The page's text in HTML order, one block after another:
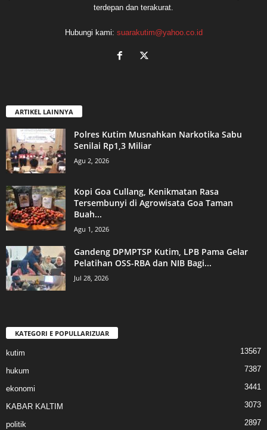
terdepan dan terakurat.
Hubungi kami: suarakutim@yahoo.co.id
ARTIKEL LAINNYA
Polres Kutim Musnahkan Narkotika Sabu
Senilai Rp1,3 Miliar
Agu 2, 2026
Kopi Goa Cullang, Kenikmatan Rasa
Tersembunyi di Agrowisata Goa Taman
Buah...
Agu 1, 2026
Gandeng DPMPTSP Kutim, LPB Pama Gelar
Pelatihan OSS-RBA dan NIB Bagi...
Jul 28, 2026
KATEGORI E POPULLARIZUAR
kutim 13567
hukum 7387
ekonomi 3441
KABAR KALTIM 3073
politik 2897